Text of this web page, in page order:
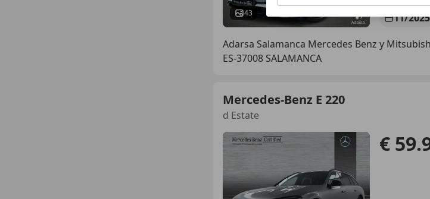
43 11/2025
Adarsa Salamanca Mercedes Benz y
ES-37008 SALAMANCA
Mercedes-Benz E 220
d Estate
€